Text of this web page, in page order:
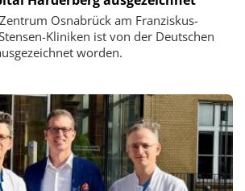
Osnabrück am Franziskus-
Kliniken ist von der Deutschen
worden.